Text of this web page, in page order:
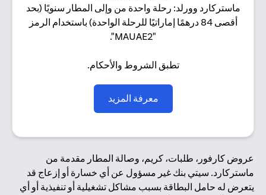
ماستركارد وورلد: رحلة واحدة من وإلى المطار سنويًا (بحد
أقصى 84 درهمًا إماراتيًا للرحلة الواحدة) باستخدام الرمز
"MAUAE2".
تطبق الشروط والأحكام.
معرفة المزيد
عروض كارفور، طلبات، كريم، وصالة المطار مقدمة من
ماستركارد. سيتي بنك غير مسؤول عن أي خسارة أو إزعاج قد
يتعرض له حامل البطاقة بسبب مشاكل تشغيلية أو تنفيذية أو أي